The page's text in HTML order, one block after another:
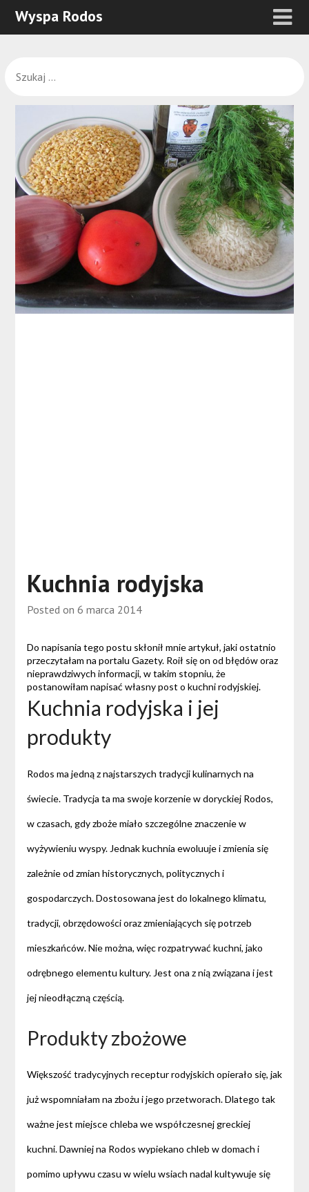
Wyspa Rodos
Kuchnia rodyjska
Posted on 6 marca 2014
Do napisania tego postu skłonił mnie artykuł, jaki ostatnio
przeczytałam na portalu Gazety. Roił się on od błędów oraz
nieprawdziwych informacji, w takim stopniu, że
postanowiłam napisać własny post o kuchni rodyjskiej.
Kuchnia rodyjska i jej
produkty
Rodos ma jedną z najstarszych tradycji kulinarnych na
świecie. Tradycja ta ma swoje korzenie w doryckiej Rodos,
w czasach, gdy zboże miało szczególne znaczenie w
wyżywieniu wyspy. Jednak kuchnia ewoluuje i zmienia się
zależnie od zmian historycznych, politycznych i
gospodarczych. Dostosowana jest do lokalnego klimatu,
tradycji, obrzędowości oraz zmieniających się potrzeb
mieszkańców. Nie można, więc rozpatrywać kuchni, jako
odrębnego elementu kultury. Jest ona z nią związana i jest
jej nieodłączną częścią.
Produkty zbożowe
Większość tradycyjnych receptur rodyjskich opierało się, jak
już wspomniałam na zbożu i jego przetworach. Dlatego tak
ważne jest miejsce chleba we współczesnej greckiej
kuchni. Dawniej na Rodos wypiekano chleb w domach i
pomimo upływu czasu w wielu wsiach nadal kultywuje się